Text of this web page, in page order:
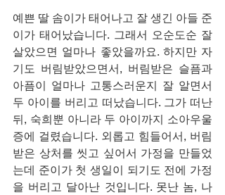
예쁜 딸 솜이가 태어나고 잘 생긴 아들 준
이가 태어났습니다. 그래서 오순도순 잘
살았으면 얼마나 좋았을까요. 하지만 자
기도 버림받았으면서, 버림받은 슬픔과
아픔이 얼마나 고통스러운지 잘 알면서
두 아이를 버리고 떠났습니다. 그가 떠난
뒤, 숙희뿐 아니라 두 아이까지 소아우울
증에 걸렸습니다. 외롭고 힘들어서, 버림
받은 상처를 씻고 싶어서 가정을 만들었
는데 준이가 첫 생일이 되기도 전에 가정
을 버리고 달아난 것입니다. 못난 놈, 나